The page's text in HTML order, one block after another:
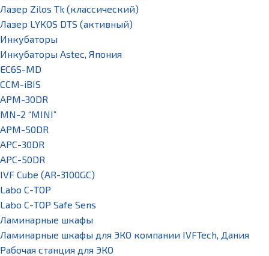
Лазер Zilos Tk (классический)
Лазер LYKOS DTS (активный)
Инкубаторы
Инкубаторы Astec, Япония
EC6S-MD
CCM-iBIS
APM-30DR
MN-2 “MINI”
APM-50DR
APC-30DR
APC-50DR
IVF Cube (AR-3100GC)
Labo С-ТОР
Labo С-ТОР Safe Sens
Ламинарные шкафы
Ламинарные шкафы для ЭКО компании IVFTech, Дания
Рабочая станция для ЭКО